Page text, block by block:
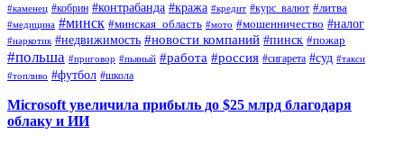
#каменец #кобрин #контрабанда #кража #кредит #курс_валют #литва
#медицина #минск #минская_область #мото #мошенничество #налог
#наркотик #недвижимость #новости компаний #пинск #пожар
#польша #приговор #пьяный #работа #россия #сигарета #суд #такси
#топливо #футбол #школа
Microsoft увеличила прибыль до $25 млрд благодаря
облаку и ИИ